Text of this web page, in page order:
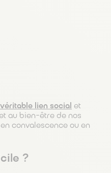
lien social et
au bien-être de nos
convalescence ou en
?